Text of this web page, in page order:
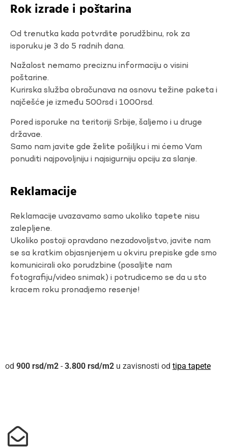
Rok izrade i poštarina
Od trenutka kada potvrdite porudžbinu, rok za
isporuku je 3 do 5 radnih dana.
Nažalost nemamo preciznu informaciju o visini
poštarine.
Kurirska služba obračunava na osnovu težine paketa i
najčešće je između 500rsd i 1000rsd.
Pored isporuke na teritoriji Srbije, šaljemo i u druge
državae.
Samo nam javite gde želite pošiljku i mi ćemo Vam
ponuditi najpovoljniju i najsigurniju opciju za slanje.
Reklamacije
Reklamacije uvazavamo samo ukoliko tapete nisu
zalepljene.
Ukoliko postoji opravdano nezadovoljstvo, javite nam
se sa kratkim objasnjenjem u okviru prepiske gde smo
komunicirali oko porudzbine (posaljite nam
fotografiju/video snimak) i potrudicemo se da u sto
kracem roku pronadjemo resenje!
900 rsd - 3.800 rsd u zavisnosti od tipa tapete